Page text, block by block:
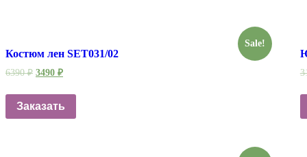
Sale!
Костюм лен SET031/02
6390₽ 3490 ₽
Заказать